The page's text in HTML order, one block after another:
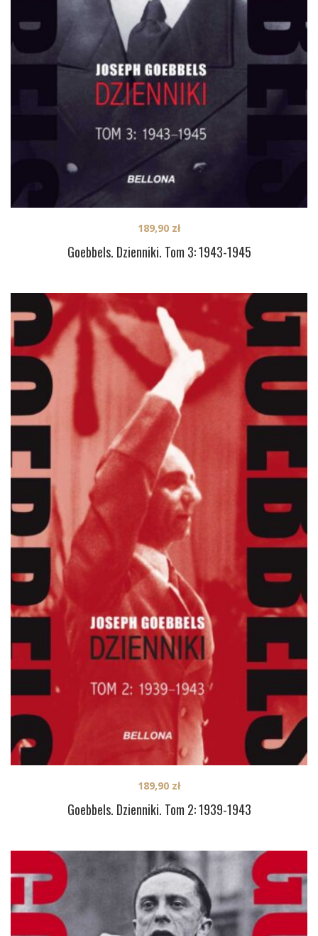
Goebbels. Dzienniki. Tom 3: 1943-1945
189,90 zł
Goebbels. Dzienniki. Tom 2: 1939-1943
189,90 zł